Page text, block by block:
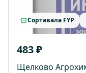
Сортавала FYP
483 ₽
Щелково